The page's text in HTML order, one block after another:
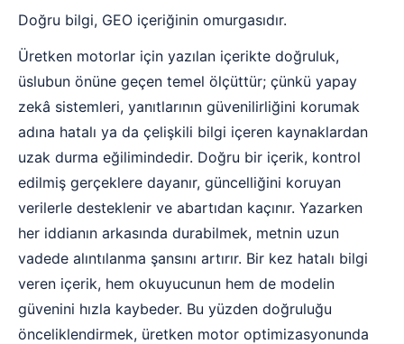
Doğru bilgi, GEO içeriğinin omurgasıdır.
Üretken motorlar için yazılan içerikte doğruluk,
üslubun önüne geçen temel ölçüttür; çünkü yapay
zekâ sistemleri, yanıtlarının güvenilirliğini korumak
adına hatalı ya da çelişkili bilgi içeren kaynaklardan
uzak durma eğilimindedir. Doğru bir içerik, kontrol
edilmiş gerçeklere dayanır, güncelliğini koruyan
verilerle desteklenir ve abartıdan kaçınır. Yazarken
her iddianın arkasında durabilmek, metnin uzun
vadede alıntılanma şansını artırır. Bir kez hatalı bilgi
veren içerik, hem okuyucunun hem de modelin
güvenini hızla kaybeder. Bu yüzden doğruluğu
önceliklendirmek, üretken motor optimizasyonunda